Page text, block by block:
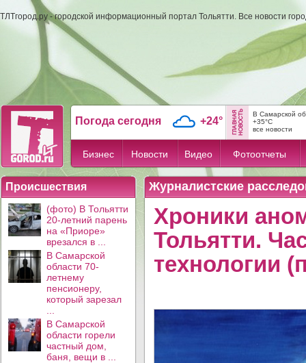
ТЛТгород.ру - городской информационный портал Тольятти. Все новости
Погода сегодня +24°
В Самарской
+35°C
все новости
Бизнес Новости Видео Фотоотчеты
Происшествия
(фото) В Тольятти
20-летний парень
на «Приоре»
врезался в ...
В Самарской
области 70-
летнему
пенсионеру,
который зарезал
В Самарской
области горели
частный дом,
баня, вещи в ...
Журналистские
Хроники
Тольятти.
технологии